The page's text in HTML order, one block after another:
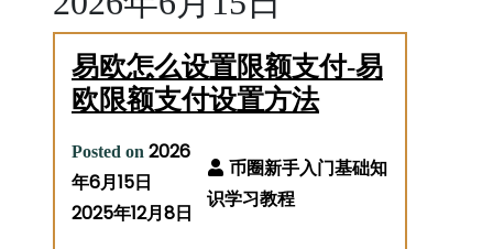
易欧怎么设置限额支付-易
欧限额支付设置方法
Posted on 2026
年6月15日
2025年12月8日